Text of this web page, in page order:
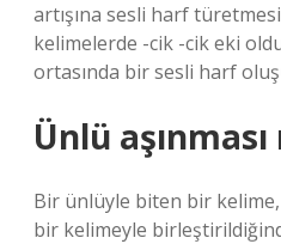
artışına sesli harf
kelimelerde -cik -cik eki
ortasında bir sesli harf
Ünlü
Bir ünlüyle biten bir
bir kelimeyle